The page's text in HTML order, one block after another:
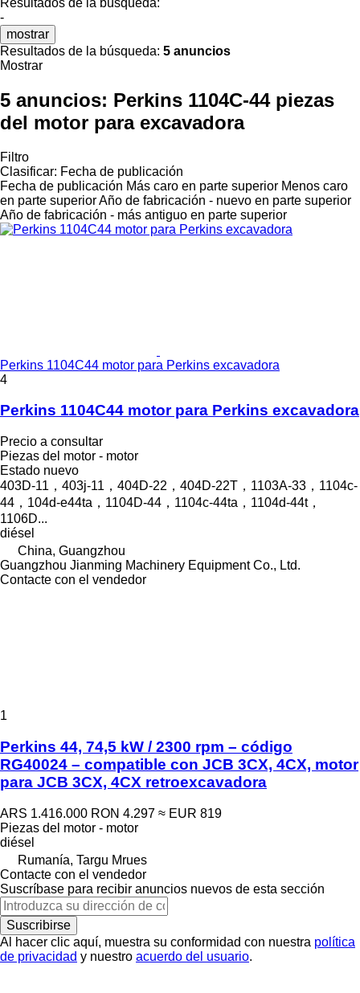
-
mostrar
Resultados de la búsqueda: 5 anuncios
Mostrar
5 anuncios: Perkins 1104C-44 piezas
del motor para excavadora
Filtro
Clasificar: Fecha de publicación
Fecha de publicación Más caro en parte superior Menos caro
en parte superiorAño de fabricación - nuevo en parte superior
Año de fabricación - más antiguo en parte superior
Perkins 1104C44 motor para Perkins excavadora
4
Perkins 1104C44 motor para Perkins excavadora
Precio a consultar
Piezas del motor - motor
Estado nuevo
403D-11，403j-11，404D‑22，404D‑22T，1103A-33，1104c-
44，104d-e44ta，1104D-44，1104c-44ta，1104d-44t，
1106D...
diésel
China, Guangzhou
Guangzhou Jianming Machinery Equipment Co., Ltd.
Contacte con el vendedor
1
Perkins 44, 74,5 kW / 2300 rpm – código
RG40024 – compatible con JCB 3CX, 4CX, motor
para JCB 3CX, 4CX retroexcavadora
ARS 1.416.000 RON 4.297 ≈ EUR 819
Piezas del motor - motor
diésel
Rumanía, Targu Mrues
Contacte con el vendedor
Suscríbase para recibir anuncios nuevos de esta sección
Suscribirse
Al hacer clic aquí, muestra su conformidad con nuestra política
de privacidad y nuestro acuerdo del usuario.